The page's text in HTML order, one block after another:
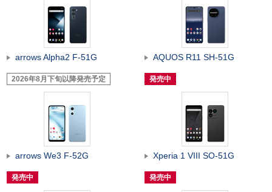
arrows Alpha2 F-51G
2026年8月下旬以降発売予定
AQUOS R11 SH-51G
発売中
arrows We3 F-52G
発売中
Xperia 1 VIII SO-51G
発売中